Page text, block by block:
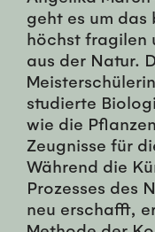
geht es um das
höchst fragilen
aus der Natur.
studierte
wie die
Zeugnisse für
Während die
Prozesses des
neu erschafft,